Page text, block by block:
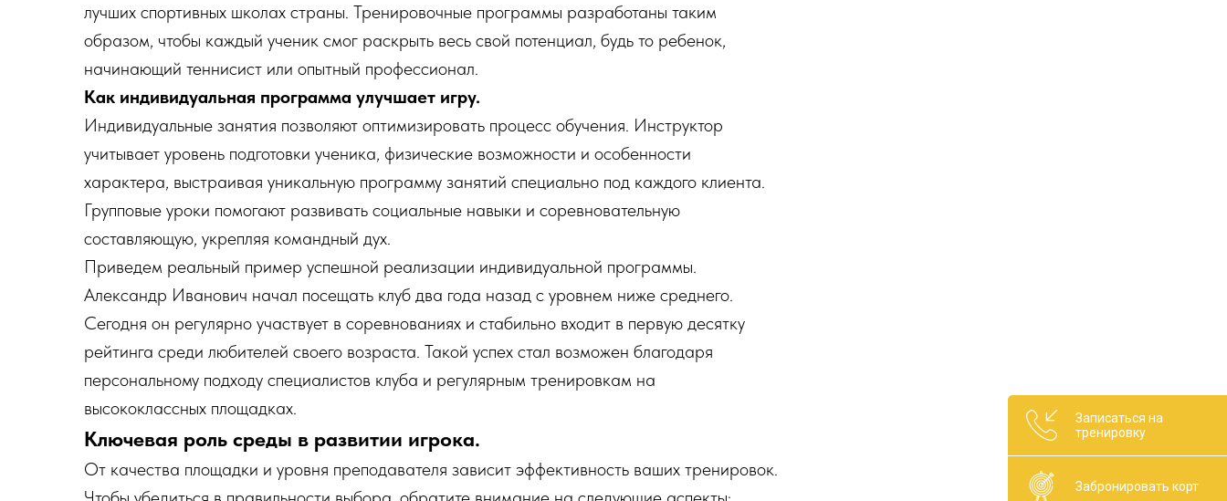
лучших спортивных школах страны. Тренировочные программы разработаны таким
образом, чтобы каждый ученик смог раскрыть весь свой потенциал, будь то ребенок,
начинающий теннисист или опытный профессионал.
Как индивидуальная программа улучшает игру.
Индивидуальные занятия позволяют оптимизировать процесс обучения. Инструктор
учитывает уровень подготовки ученика, физические возможности и особенности
характера, выстраивая уникальную программу занятий специально под каждого клиента.
Групповые уроки помогают развивать социальные навыки и соревновательную
составляющую, укрепляя командный дух.
Приведем реальный пример успешной реализации индивидуальной программы.
Александр Иванович начал посещать клуб два года назад с уровнем ниже среднего.
Сегодня он регулярно участвует в соревнованиях и стабильно входит в первую десятку
рейтинга среди любителей своего возраста. Такой успех стал возможен благодаря
персональному подходу специалистов клуба и регулярным тренировкам на
высококлассных площадках.
Ключевая роль среды в развитии игрока.
От качества площадки и уровня преподавателя зависит эффективность ваших тренировок.
Записаться на
тренировку
Забронировать корт